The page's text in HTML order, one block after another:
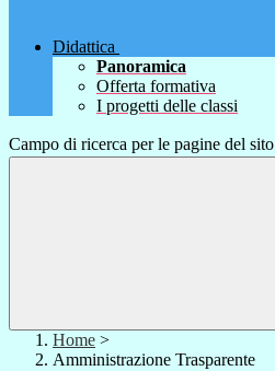
Didattica
Panoramica
Offerta formativa
I progetti delle classi
Campo di ricerca per le pagine del sito
Home >
Amministrazione Trasparente